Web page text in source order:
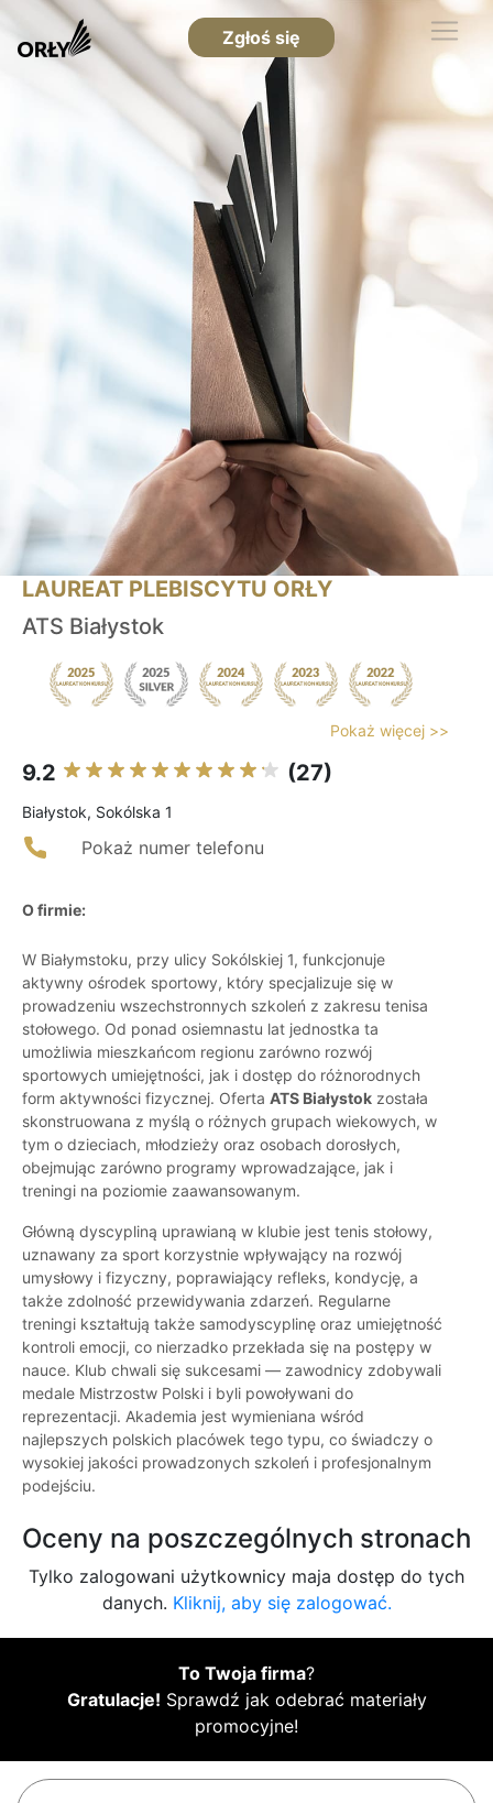
Zgłoś się
LAUREAT PLEBISCYTU ORŁY
ATS Białystok
Pokaż więcej >>
9.2 (27)
Białystok, Sokólska 1
Pokaż numer telefonu
O firmie:
W Białymstoku, przy ulicy Sokólskiej 1, funkcjonuje
aktywny ośrodek sportowy, który specjalizuje się w
prowadzeniu wszechstronnych szkoleń z zakresu tenisa
stołowego. Od ponad osiemnastu lat jednostka ta
umożliwia mieszkańcom regionu zarówno rozwój
sportowych umiejętności, jak i dostęp do różnorodnych
form aktywności fizycznej. Oferta ATS Białystok została
skonstruowana z myślą o różnych grupach wiekowych, w
tym o dzieciach, młodzieży oraz osobach dorosłych,
obejmując zarówno programy wprowadzające, jak i
treningi na poziomie zaawansowanym.
Główną dyscypliną uprawianą w klubie jest tenis stołowy,
uznawany za sport korzystnie wpływający na rozwój
umysłowy i fizyczny, poprawiający refleks, kondycję, a
także zdolność przewidywania zdarzeń. Regularne
treningi kształtują także samodyscyplinę oraz umiejętność
kontroli emocji, co nierzadko przekłada się na postępy w
nauce. Klub chwali się sukcesami — zawodnicy zdobywali
medale Mistrzostw Polski i byli powoływani do
reprezentacji. Akademia jest wymieniana wśród
najlepszych polskich placówek tego typu, co świadczy o
wysokiej jakości prowadzonych szkoleń i profesjonalnym
podejściu.
Oceny na poszczególnych stronach
Tylko zalogowani użytkownicy maja dostęp do tych
danych. Kliknij, aby się zalogować.
To Twoja firma?
Gratulacje! Sprawdź jak odebrać materiały
promocyjne!